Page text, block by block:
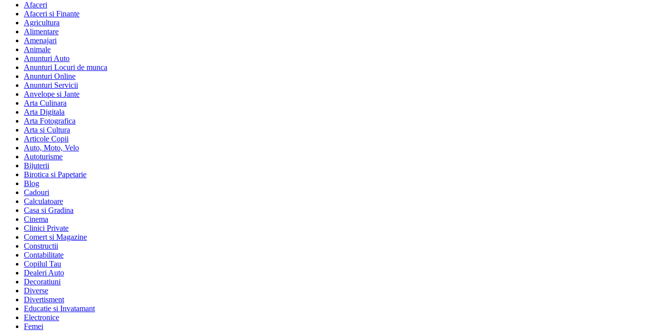
Afaceri
Afaceri si Finante
Agricultura
Alimentare
Amenajari
Animale
Anunturi Auto
Anunturi Locuri de munca
Anunturi Online
Anunturi Servicii
Anvelope si Jante
Arta Culinara
Arta Digitala
Arta Fotografica
Arta si Cultura
Articole Copii
Auto, Moto, Velo
Autoturisme
Bijuterii
Birotica si Papetarie
Blog
Cadouri
Calculatoare
Casa si Gradina
Cinema
Clinici Private
Comert si Magazine
Constructii
Contabilitate
Copilul Tau
Dealeri Auto
Decoratiuni
Diverse
Divertisment
Educatie si Invatamant
Electronice
Femei